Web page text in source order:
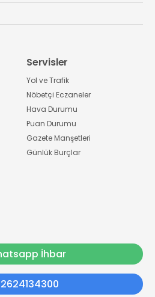
Servisler
Yol ve Trafik
Nöbetçi Eczaneler
Hava Durumu
Puan Durumu
Gazete Manşetleri
Günlük Burçlar
İhbar